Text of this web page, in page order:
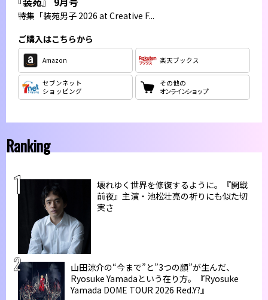
特集 「装苑男子 2026 at Creative F...
ご購入はこちらから
Amazon 楽天ブックス
セブンネット
ショッピング
その他の
オンラインショップ
Ranking
壊れゆく世界を修復するように。『開戦
前夜』主演・池松壮亮の祈りにも似た切
実さ
山田涼介の“今まで”と”3つの顔”が生んだ、
Ryosuke Yamadaという在り方。『Ryosuke
Yamada DOME TOUR 2026 Red.Y?』